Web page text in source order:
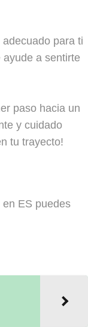
para ti
a sentirte
paso hacia un
y cuidado
tu trayecto!
ES puedes